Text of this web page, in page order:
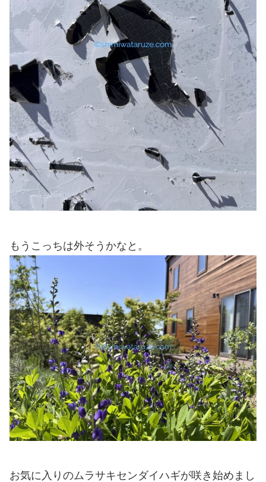
もうこっちは外そうかなと。
お気に入りのムラサキセンダイハギが咲き始めまし